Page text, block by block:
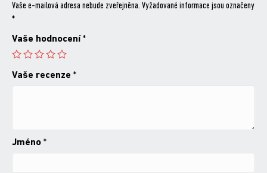
Vaše e-mailová adresa nebude zveřejněna. Vyžadované informace jsou označeny
*
Vaše hodnocení *
Vaše recenze *
Jméno *